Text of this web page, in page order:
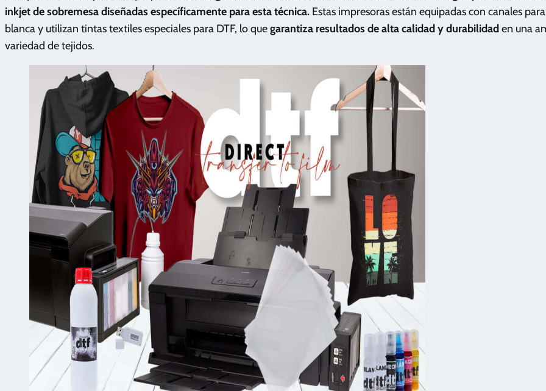
inkjet de sobremesa diseñadas específicamente para esta técnica. Estas impresoras están equipadas con canales
blanca y utilizan tintas textiles especiales para DTF, lo quegarantiza resultados de alta calidad y durabilidaden una
variedad de tejidos.